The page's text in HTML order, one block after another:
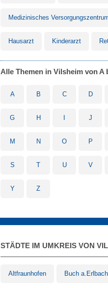
Medizinisches
Hausarzt Kinderarzt
Alle Themen in Vilsheim von A
A B C D
G H J
M N O P
S T U V
Y Z
STÄDTE IM UMKREIS VON
Altfraunhofen Buch a.Erlbach